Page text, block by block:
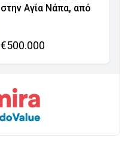
στην Αγία Νάπα, από
€500.000